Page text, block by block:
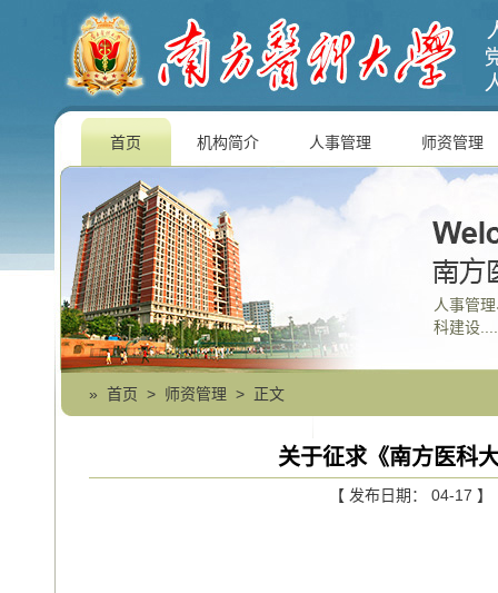
首页 机构简介 人事管理 师资管理
人事管
科建设
» 首页 > 师资管理 > 正文
关于征求《南方医科
【 发布日期： 04-17